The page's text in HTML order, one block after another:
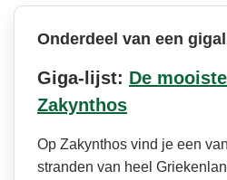
Onderdeel van een
Giga-lijst: De
Zakynthos
Op Zakynthos vind je een
stranden van heel